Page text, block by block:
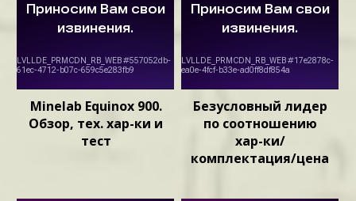
Minelab Equinox 900.
Обзор, тех. хар-ки и
тест
Безусловный лидер
по соотношению
хар-ки/
комплектация/цена